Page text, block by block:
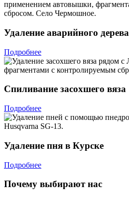
Удаление аварийного дерева
Подробнее
Спиливание засохшего вяза
Подробнее
Удаление пня в Курске
Подробнее
Почему выбирают нас